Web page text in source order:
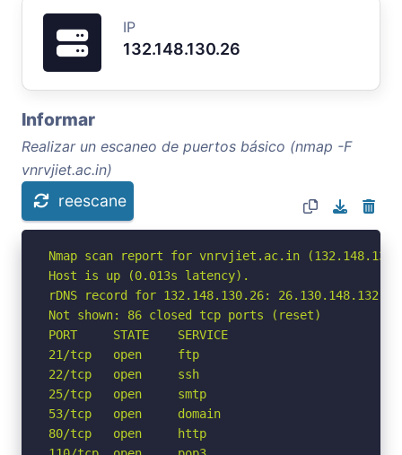
IP
132.148.130.26
Informar
Realizar un escaneo de puertos básico (nmap -F
vnrvjiet.ac.in)
reescane
Nmap scan report for vnrvjiet.ac.in
Host is up (0.013s latency).
rDNS record for 132.148.130.26:
Not shown: 86 closed tcp ports (reset)
PORT     STATE    SERVICE
21/tcp   open     ftp
22/tcp   open     ssh
25/tcp   open     smtp
53/tcp   open     domain
80/tcp   open     http